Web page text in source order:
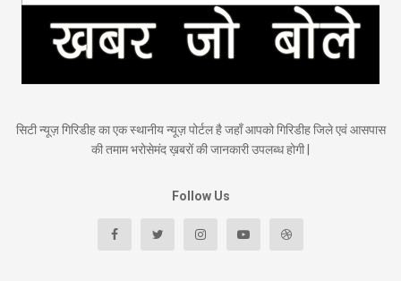
सिटी न्यूज़ गिरिडीह का एक स्थानीय न्यूज़ पोर्टल है जहाँ आपको गिरिडीह जिले एवं आसपास
की तमाम भरोसेमंद ख़बरों की जानकारी उपलब्ध होगी |
Follow Us